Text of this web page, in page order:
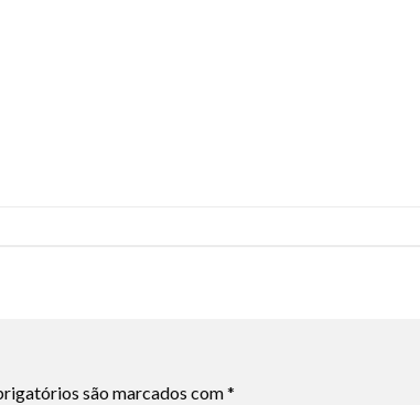
são marcados com*